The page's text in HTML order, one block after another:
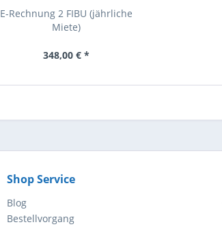
E-Rechnung 2 FIBU (jährliche
Miete)
348,00 € *
Shop Service
Blog
Bestellvorgang